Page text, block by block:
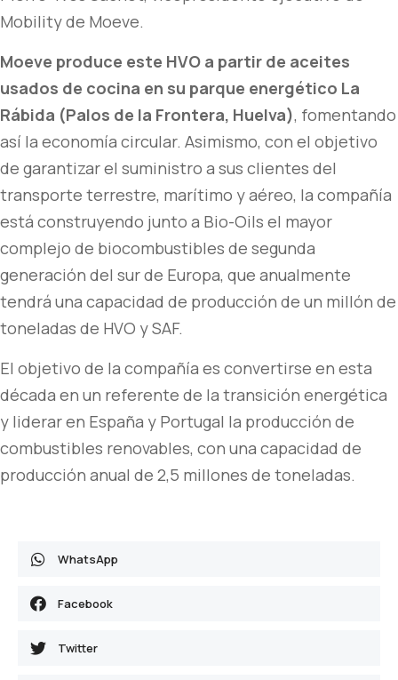
Mobility de Moeve.
Moeve produce este HVO a partir de aceites
usados de cocina en su parque energético La
Rábida (Palos de la Frontera, Huelva), fomentando
así la economía circular. Asimismo, con el objetivo
de garantizar el suministro a sus clientes del
transporte terrestre, marítimo y aéreo, la compañía
está construyendo junto a Bio-Oils el mayor
complejo de biocombustibles de segunda
generación del sur de Europa, que anualmente
tendrá una capacidad de producción de un millón de
toneladas de HVO y SAF.
El objetivo de la compañía es convertirse en esta
década en un referente de la transición energética
y liderar en España y Portugal la producción de
combustibles renovables, con una capacidad de
producción anual de 2,5 millones de toneladas.
WhatsApp
Facebook
Twitter